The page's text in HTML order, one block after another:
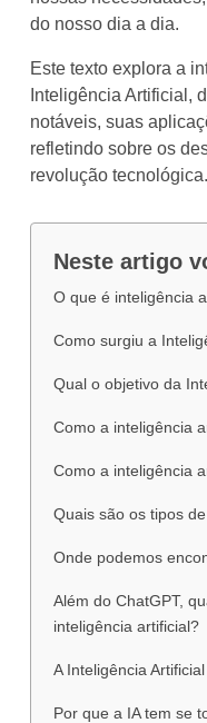
do nosso dia a dia.
Este texto explora a
Inteligência Artificial,
notáveis, suas
refletindo sobre os
revolução tecnológica.
Neste artigo
O que é inteligência
Como surgiu a
Qual o objetivo da
Como a inteligência
Como a inteligência
Quais são os tipos
Onde podemos
Além do ChatGPT,
inteligência artificial?
A Inteligência
Por que a IA tem se